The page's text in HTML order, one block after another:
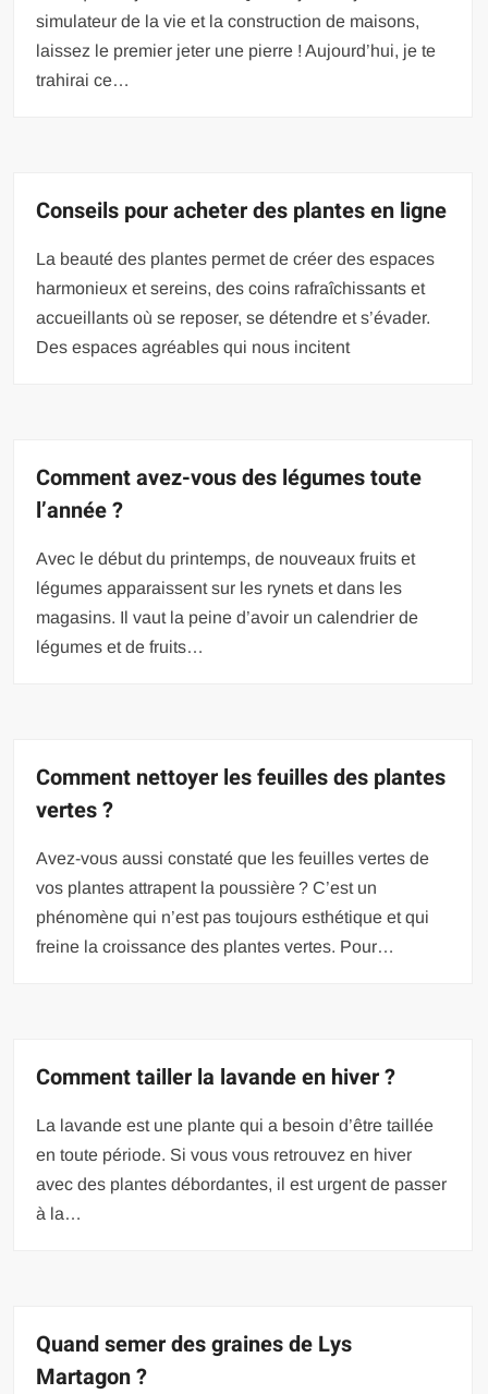
simulateur de la vie et la construction de maisons,
laissez le premier jeter une pierre ! Aujourd’hui, je te
trahirai ce…
Conseils pour acheter des plantes en ligne
La beauté des plantes permet de créer des espaces
harmonieux et sereins, des coins rafraîchissants et
accueillants où se reposer, se détendre et s’évader.
Des espaces agréables qui nous incitent
Comment avez-vous des légumes toute
l’année ?
Avec le début du printemps, de nouveaux fruits et
légumes apparaissent sur les rynets et dans les
magasins. Il vaut la peine d’avoir un calendrier de
légumes et de fruits…
Comment nettoyer les feuilles des plantes
vertes ?
Avez-vous aussi constaté que les feuilles vertes de
vos plantes attrapent la poussière ? C’est un
phénomène qui n’est pas toujours esthétique et qui
freine la croissance des plantes vertes. Pour…
Comment tailler la lavande en hiver ?
La lavande est une plante qui a besoin d’être taillée
en toute période. Si vous vous retrouvez en hiver
avec des plantes débordantes, il est urgent de passer
à la…
Quand semer des graines de Lys
Martagon ?